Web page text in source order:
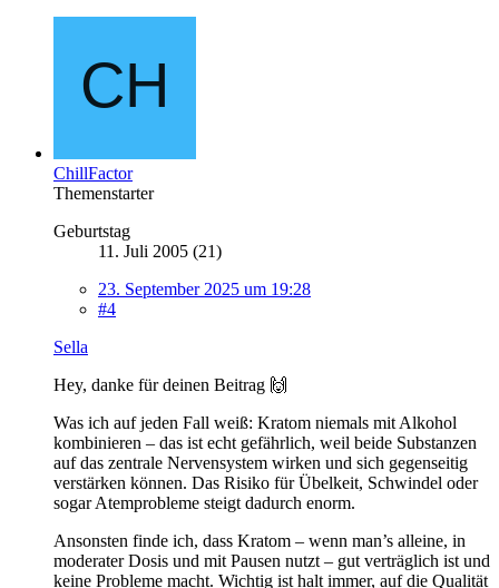
ChillFactor
Themenstarter
Geburtstag
11. Juli 2005 (21)
23. September 2025 um 19:28
#4
Sella
Hey, danke für deinen Beitrag 🙌
Was ich auf jeden Fall weiß: Kratom niemals mit Alkohol
kombinieren – das ist echt gefährlich, weil beide Substanzen
auf das zentrale Nervensystem wirken und sich gegenseitig
verstärken können. Das Risiko für Übelkeit, Schwindel oder
sogar Atemprobleme steigt dadurch enorm.
Ansonsten finde ich, dass Kratom – wenn man’s alleine, in
moderater Dosis und mit Pausen nutzt – gut verträglich ist und
keine Probleme macht. Wichtig ist halt immer, auf die Qualität